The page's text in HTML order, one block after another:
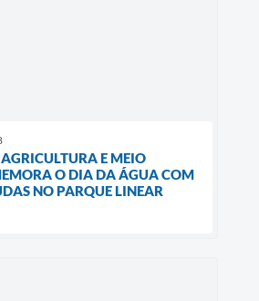
E MEIO
O DIA DA ÁGUA COM
NO PARQUE LINEAR